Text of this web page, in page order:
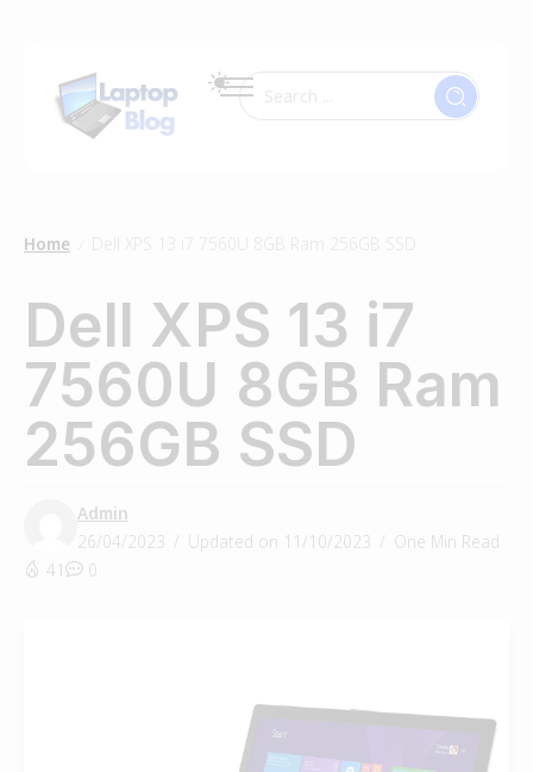
Home Dell XPS 13 i7 7560U 8GB Ram 256GB SSD
Dell XPS 13 i7
7560U 8GB Ram
256GB SSD
Admin
26/04/2023
Updated on 11/10/2023
One Min Read
41
0